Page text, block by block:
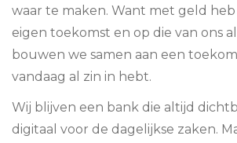
waar te maken. Want met geld
eigen toekomst en op die van ons
bouwen we samen aan een
vandaag al zin in hebt.
Wij blijven een bank die altijd
digitaal voor de dagelijkse zaken.